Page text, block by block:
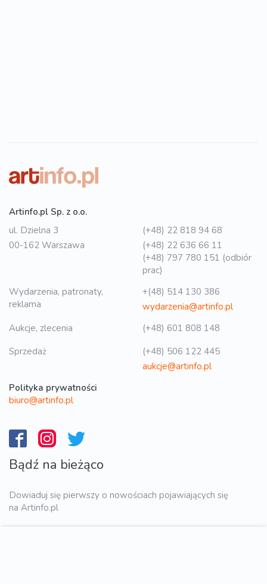
Artinfo.pl Sp. z o.o.
ul. Dzielna 3
00-162 Warszawa
(+48) 22 818 94 68
(+48) 22 636 66 11
(+48) 797 780 151 (odbiór
prac)
Wydarzenia, patronaty,
reklama
+(48) 514 130 386
wydarzenia@artinfo.pl
Aukcje, zlecenia
(+48) 601 808 148
Sprzedaż
(+48) 506 122 445
aukcje@artinfo.pl
Polityka prywatności
biuro@artinfo.pl
Bądź na bieżąco
Dowiaduj się pierwszy o nowościach pojawiających się
na Artinfo.pl